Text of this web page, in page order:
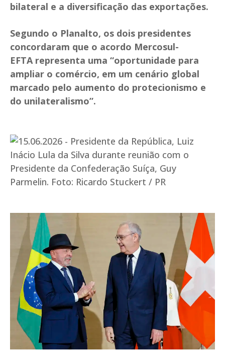
bilateral e a diversificação das exportações.
Segundo o Planalto, os dois presidentes
concordaram que o acordo Mercosul-
EFTA representa uma “oportunidade para
ampliar o comércio, em um cenário global
marcado pelo aumento do protecionismo e
do unilateralismo”.